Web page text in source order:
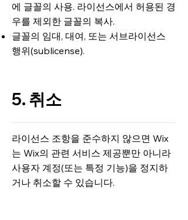
에 글꼴의 사용. 라이선스에서 허용된 경
우를 제외한 글꼴의 복사.
글꼴의 임대, 대여, 또는 서브라이선스
행위(sublicense).
5. 취소
라이선스 조항을 준수하지 않으면 Wix
는 Wix의 관련 서비스 제공뿐만 아니라
사용자 계정(또는 특정 기능)을 정지하
거나 취소할 수 있습니다.